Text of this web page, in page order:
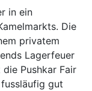
in ein
Die
privatem
Lagerfeuer
Pushkar Fair
gut